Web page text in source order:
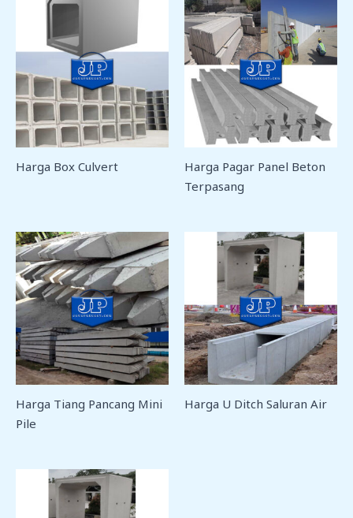
Harga Box Culvert
Harga Pagar Panel Beton
Terpasang
Harga Tiang Pancang Mini
Pile
Harga U Ditch Saluran Air